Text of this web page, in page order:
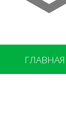
ГЛАВНАЯ